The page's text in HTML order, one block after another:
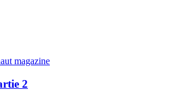
magazine
2